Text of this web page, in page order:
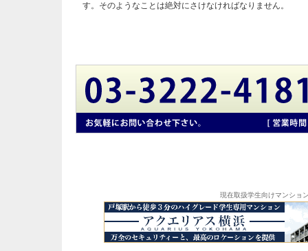
す。そのようなことは絶対にさけなければなりません。
現在取扱学生向けマンショ